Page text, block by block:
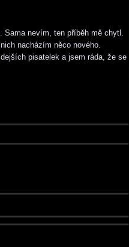
nevím, ten příběh mě chytl.
nacházím něco nového.
pisatelek a jsem ráda, že se